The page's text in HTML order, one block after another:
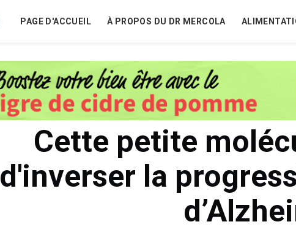
PAGE D'ACCUEIL À PROPOS DU DR MERCOLA
Cette petite
d'inverser la